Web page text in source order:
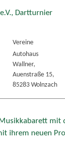
Dartturnier
Vereine
Autohaus
Wallner,
Auenstraße 15,
85283 Wolnzach
mit
ihrem neuen